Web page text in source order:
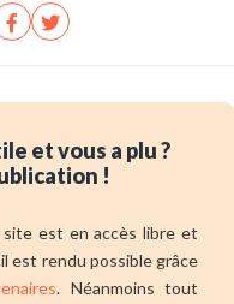
et vous a plu ?
!
site est en accès libre et
est rendu possible grâce
. Néanmoins tout